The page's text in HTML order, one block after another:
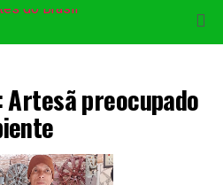
Artesã preocupado